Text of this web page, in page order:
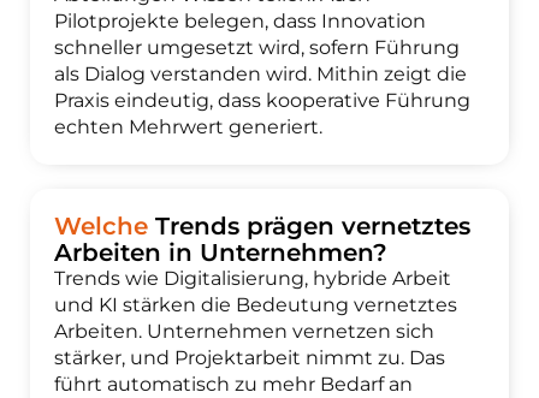
Pilotprojekte belegen, dass Innovation
schneller umgesetzt wird, sofern Führung
als Dialog verstanden wird. Mithin zeigt die
Praxis eindeutig, dass kooperative Führung
echten Mehrwert generiert.
Welche Trends prägen vernetztes
Arbeiten in Unternehmen?
Trends wie Digitalisierung, hybride Arbeit
und KI stärken die Bedeutung vernetztes
Arbeiten. Unternehmen vernetzen sich
stärker, und Projektarbeit nimmt zu. Das
führt automatisch zu mehr Bedarf an